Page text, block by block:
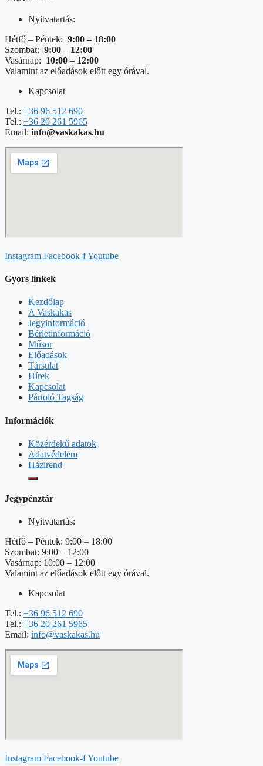
Nyitvatartás:
Hétfő – Péntek: 9:00 – 18:00
Szombat: 9:00 – 12:00
Vasárnap: 10:00 – 12:00
Valamint az előadások előtt egy órával.
Kapcsolat
Tel.: +36 96 512 690
Tel.: +36 20 261 5965
Email: info@vaskakas.hu
Instagram Facebook-fYoutube
Gyors linkek
Kezdőlap
A Vaskakas
Jegyinformáció
Bérletinformáció
Műsor
Előadások
Társulat
Hírek
Kapcsolat
Pártoló Tagság
Információk
Közérdekű adatok
Adatvédelem
Házirend
Jegypénztár
Nyitvatartás:
Hétfő – Péntek: 9:00 – 18:00
Szombat: 9:00 – 12:00
Vasárnap: 10:00 – 12:00
Valamint az előadások előtt egy órával.
Kapcsolat
Tel.: +36 96 512 690
Tel.: +36 20 261 5965
Email: info@vaskakas.hu
Instagram Facebook-fYoutube